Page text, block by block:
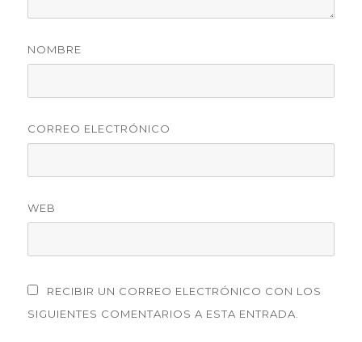
NOMBRE
CORREO ELECTRÓNICO
WEB
RECIBIR UN CORREO ELECTRÓNICO CON LOS
SIGUIENTES COMENTARIOS A ESTA ENTRADA.